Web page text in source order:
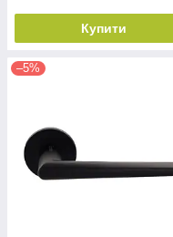
Купити
–5%